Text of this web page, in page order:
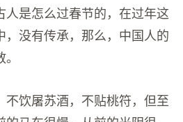
人是怎么过春节的，在过年这
，没有传承，那么，中国人的
不饮屠苏酒，不贴桃符，但至